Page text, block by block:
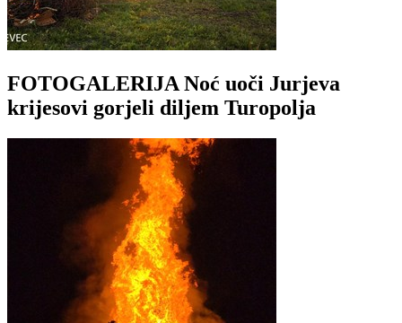
FOTOGALERIJA Noć uoči Jurjeva
krijesovi gorjeli diljem Turopolja